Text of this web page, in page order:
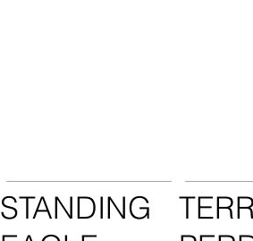
STANDING